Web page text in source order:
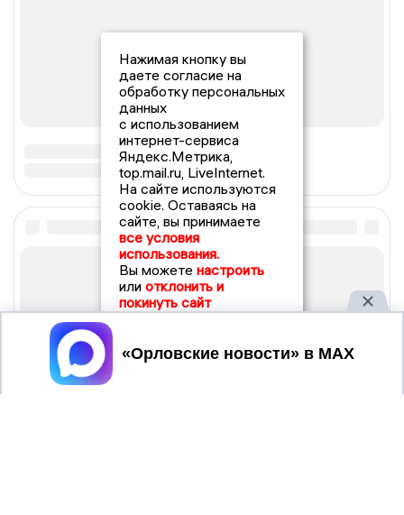
Нажимая кнопку вы
даете согласие на
обработку персональных
данных
с использованием
интернет-сервиса
Яндекс.Метрика,
top.mail.ru, LiveInternet.
На сайте используются
cookie. Оставаясь на
сайте, вы принимаете
все условия
использования.
Вы можете настроить
или отклонить и
покинуть сайт
Принять